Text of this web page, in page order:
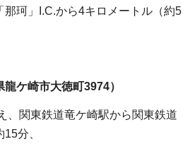
那珂」I.C.から4キロメートル（約5
ケ崎市大徳町3974）
、関東鉄道竜ケ崎駅から関東鉄道
分、